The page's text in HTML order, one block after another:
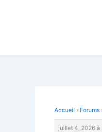
Accueil › Forums
juillet 4, 2026 à